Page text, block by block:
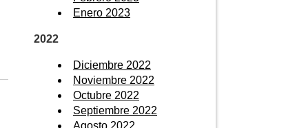
Enero 2023
2022
Diciembre 2022
Noviembre 2022
Octubre 2022
Septiembre 2022
Agosto 2022